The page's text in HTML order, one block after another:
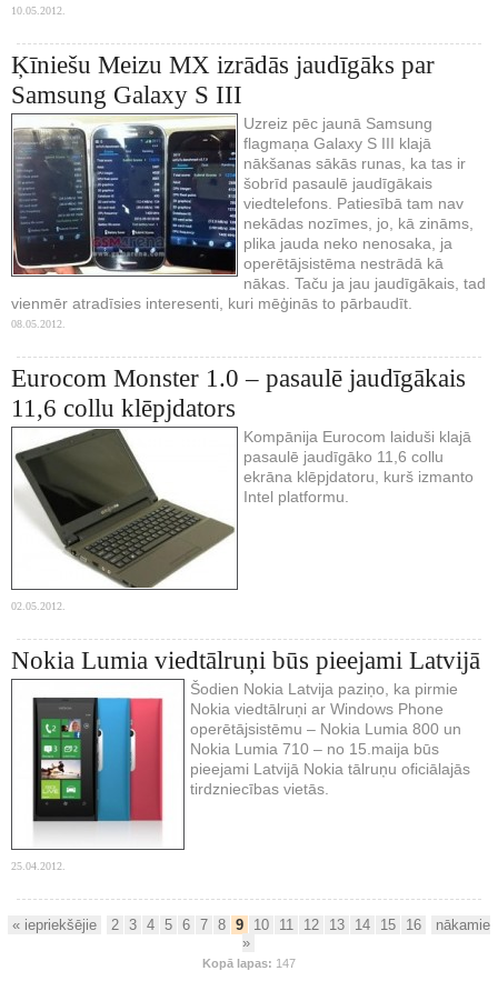
10.05.2012.
Ķīniešu Meizu MX izrādās jaudīgāks par
Samsung Galaxy S III
Uzreiz pēc jaunā Samsung
flagmaņa Galaxy S III klajā
nākšanas sākās runas, ka tas ir
šobrīd pasaulē jaudīgākais
viedtelefons. Patiesībā tam nav
nekādas nozīmes, jo, kā zināms,
plika jauda neko nenosaka, ja
operētājsistēma nestrādā kā
nākas. Taču ja jau jaudīgākais, tad
vienmēr atradīsies interesenti, kuri mēģinās to pārbaudīt.
08.05.2012.
Eurocom Monster 1.0 – pasaulē jaudīgākais
11,6 collu klēpjdators
Kompānija Eurocom laiduši klajā
pasaulē jaudīgāko 11,6 collu
ekrāna klēpjdatoru, kurš izmanto
Intel platformu.
02.05.2012.
Nokia Lumia viedtālruņi būs pieejami Latvijā
Šodien Nokia Latvija paziņo, ka pirmie
Nokia viedtālruņi ar Windows Phone
operētājsistēmu – Nokia Lumia 800 un
Nokia Lumia 710 – no 15.maija būs
pieejami Latvijā Nokia tālruņu oficiālajās
tirdzniecības vietās.
25.04.2012.
« iepriekšējie 2 3 4 5 6 7 8 9 10 11 12 13 14 15 16
nākamie
»
Kopā lapas: 147